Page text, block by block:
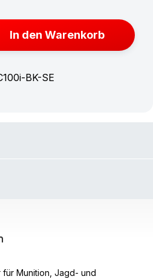
Gib den
In den Warenkorb
BK-SE
Munition, Jagd- und